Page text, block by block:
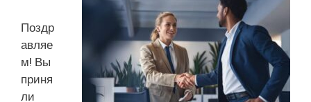
Поздр
авляе
м! Вы
приня
ли